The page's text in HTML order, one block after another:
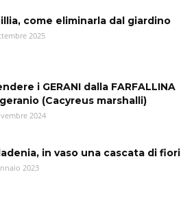
come eliminarla dal giardino
2025
i GERANI dalla FARFALLINA
(Cacyreus marshalli)
2024
in vaso una cascata di fiori
2023